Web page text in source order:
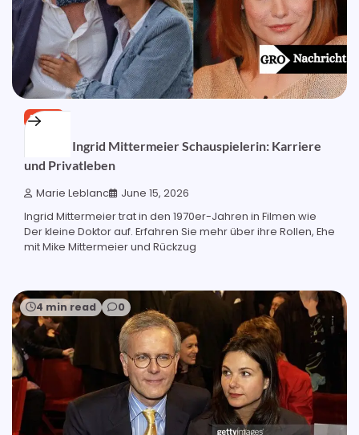
BLOG
Ehefrau Ingrid Mittermeier Schauspielerin: Karriere
und Privatleben
Marie Leblanc June 15, 2026
Ingrid Mittermeier trat in den 1970er-Jahren in Filmen wie
Der kleine Doktor auf. Erfahren Sie mehr über ihre Rollen, Ehe
mit Mike Mittermeier und Rückzug
4 min read 0